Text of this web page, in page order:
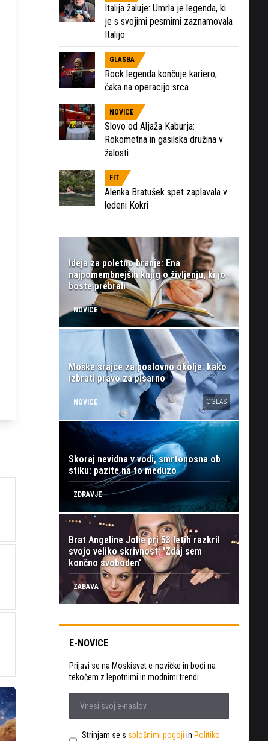
Italija žaluje: Umrla je legenda, ki
je s svojimi pesmimi zaznamovala
Italijo
GLASBA
Rock legenda končuje kariero,
čaka na operacijo srca
NOVICE
Slovo od Aljaža Kaburja:
Rokometna in gasilska družina v
žalosti
FIT
Alenka Bratušek spet zaplavala v
ledeni Kokri
Ideja za poletno branje: Ena
najpomembnejših knjig o življenju, ki jo
boste prebrali
NOVICE
Moške srajce za poslovno okolje: kako
izbrati pravo za pisarno
NOVICE OGLAS
Skoraj nevidna v vodi, smrtonosna ob
stiku: pazite na to meduzo
ZDRAVJE
Brat Angeline Jolie pri 53 letih razkril
svojo veliko skrivnost: 'Zdaj sem
končno svoboden'
ZABAVA
E-NOVICE
Prijavi se na Moskisvet e-novičke in bodi na
tekočem z lepotnimi in modnimi trendi.
Strinjam se s splošnimi pogoji in Politiko